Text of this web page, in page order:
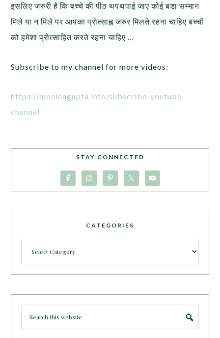
इसलिए जरुरी है कि बच्चे की पीठ थपथपाई जाए कोई बडा सम्मान
मिले या न मिले पर आपका प्रोत्साह्न जरुर मिलते रहना चाहिए बच्चों
को हमेशा प्रोत्साहित करते रहना चाहिए …
Subscribe to my channel for more videos:
https://monicagupta.info/subscribe-youtube-
channel
STAY CONNECTED
CATEGORIES